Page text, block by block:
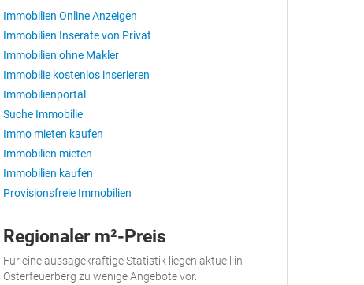
Immobilien Online Anzeigen
Immobilien Inserate von Privat
Immobilien ohne Makler
Immobilie kostenlos inserieren
Immobilienportal
Suche Immobilie
Immo mieten kaufen
Immobilien mieten
Immobilien kaufen
Provisionsfreie Immobilien
Regionaler m²-Preis
Für eine aussagekräftige Statistik liegen aktuell in
Osterfeuerberg zu wenige Angebote vor.